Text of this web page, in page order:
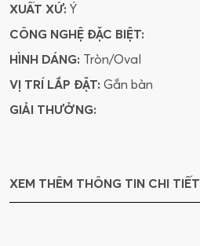
XUẤT XỨ: Ý
CÔNG NGHỆ ĐẶC BIỆT:
HÌNH DÁNG: Tròn/Oval
VỊ TRÍ LẮP ĐẶT: Gắn bàn
GIẢI THƯỞNG:
XEM THÊM THÔNG TIN CHI TIẾT